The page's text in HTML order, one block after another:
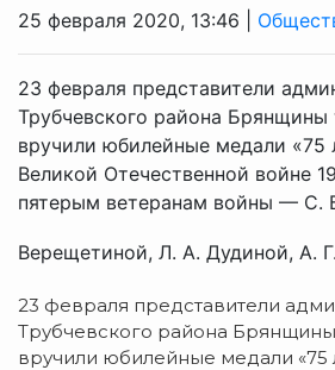
25 февраля 2020, 13:46 |
23 февраля представители
Трубчевского района Брянщины
вручили юбилейные медали «75
Великой Отечественной войне
пятерым ветеранам войны — С.
Верещетиной, Л. А. Дудиной, А.
23 февраля представители
Трубчевского района
вручили юбилейные медали